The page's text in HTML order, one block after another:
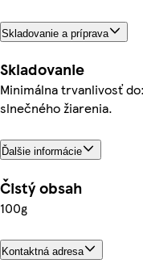
Skladovanie a príprava
Skladovanie
Minimálna trvanlivosť
slnečného žiarenia.
Ďalšie informácie
Čistý obsah
100g
Kontaktná adresa